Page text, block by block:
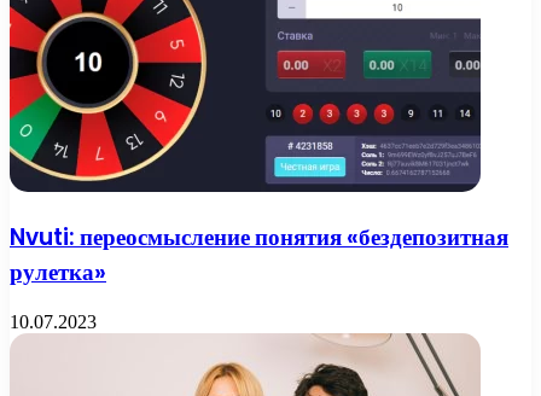
Nvuti: переосмысление понятия «бездепозитная
рулетка»
10.07.2023